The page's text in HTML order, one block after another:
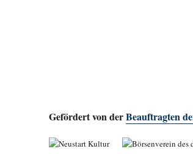
Gefördert von derBeauftragten